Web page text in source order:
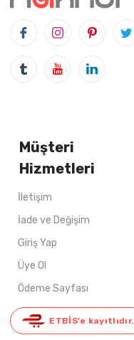
4 ADET
Müşteri
Hizmetleri
İletişim
İade ve Değişim
Giriş Yap
Üye Ol
Ödeme Sayfası
ETBİS’e kayıtlıdır.